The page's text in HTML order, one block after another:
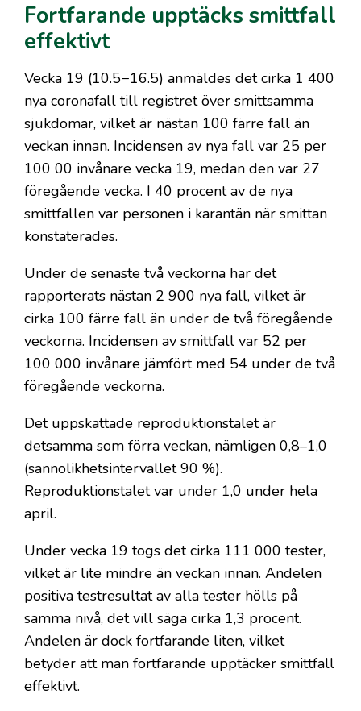
Fortfarande upptäcks smittfall
effektivt
Vecka 19 (10.5−16.5) anmäldes det cirka 1 400
nya coronafall till registret över smittsamma
sjukdomar, vilket är nästan 100 färre fall än
veckan innan. Incidensen av nya fall var 25 per
100 00 invånare vecka 19, medan den var 27
föregående vecka. I 40 procent av de nya
smittfallen var personen i karantän när smittan
konstaterades.
Under de senaste två veckorna har det
rapporterats nästan 2 900 nya fall, vilket är
cirka 100 färre fall än under de två föregående
veckorna. Incidensen av smittfall var 52 per
100 000 invånare jämfört med 54 under de två
föregående veckorna.
Det uppskattade reproduktionstalet är
detsamma som förra veckan, nämligen 0,8–1,0
(sannolikhetsintervallet 90 %).
Reproduktionstalet var under 1,0 under hela
april.
Under vecka 19 togs det cirka 111 000 tester,
vilket är lite mindre än veckan innan. Andelen
positiva testresultat av alla tester hölls på
samma nivå, det vill säga cirka 1,3 procent.
Andelen är dock fortfarande liten, vilket
betyder att man fortfarande upptäcker smittfall
effektivt.